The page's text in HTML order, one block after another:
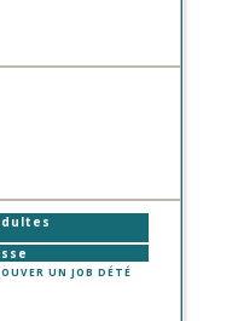
UN JOB DÉTÉ